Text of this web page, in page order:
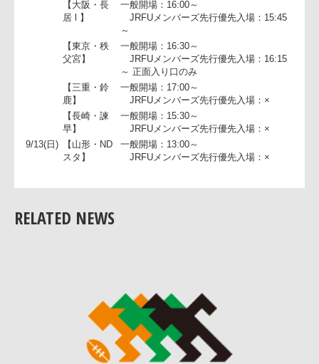
の葉】
JRFUメンバーズ先行優先入場：×
居 l 】
JRFUメンバーズ先行優先入場：15:45
～
父宮】
一般開場：16:30～
JRFUメンバーズ先行優先入場：16:15
～ 正面入り口のみ
【三重・鈴
鹿】
一般開場：17:00～
JRFUメンバーズ先行優先入場：×
【長崎・諫
早】
一般開場：15:30～
JRFUメンバーズ先行優先入場：×
RELATED NEWS